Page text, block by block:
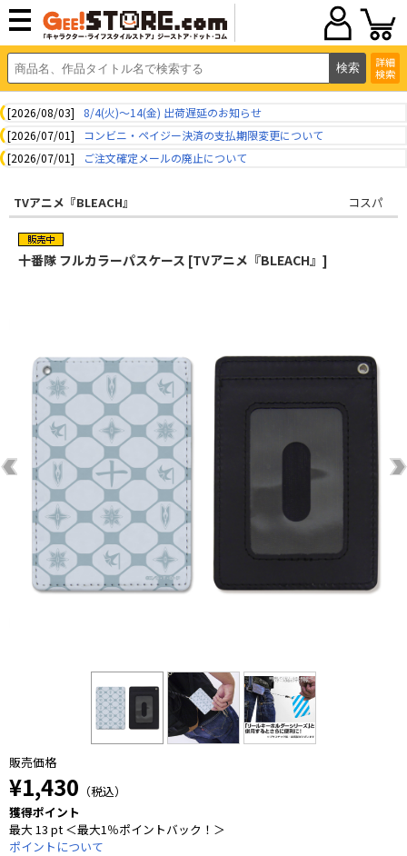
詳細
検索
[2026/08/03]
8/4(火)～14(金) 出荷遅延のお知らせ
[2026/07/01]
コンビニ・ペイジー決済の支払期限変更について
[2026/07/01]
ご注文確定メールの廃止について
TVアニメ『BLEACH』 コスパ
十番隊 フルカラーパスケース [TVアニメ『BLEACH』]
販売価格
¥1,430 （税込）
獲得ポイント
最大 13 pt ＜最大1％ポイントバック！＞
ポイントについて